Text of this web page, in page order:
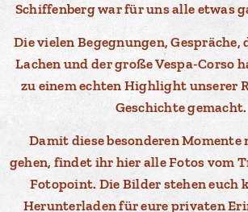
Schiffenberg war für uns alle etwas
Die vielen Begegnungen, Gespräche,
Lachen und der große Vespa-Corso
zu einem echten Highlight unserer
Geschichte gemacht.
Damit diese besonderen
gehen, findet ihr hier alle Fotos vom
Fotopoint. Die Bilder stehen euch
Herunterladen für eure privaten